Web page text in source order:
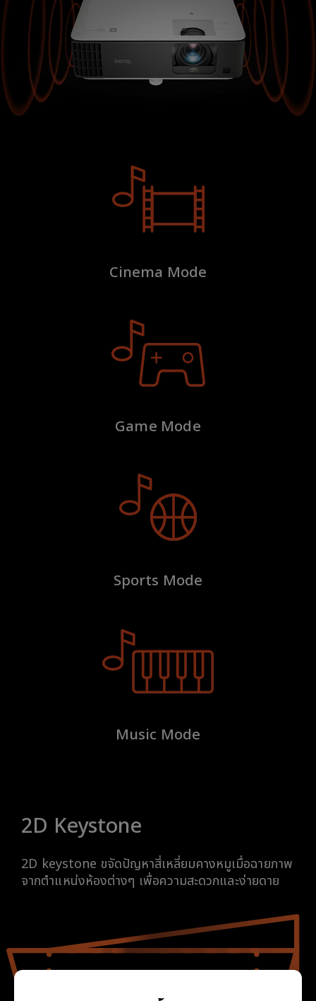
Cinema Mode
Game Mode
Sports Mode
Music Mode
2D Keystone
2D keystone ขจัดปัญหาสี่เหลี่ยมคางหมูเมื่อฉายภาพ
จากตำแหน่งห้องต่างๆ เพื่อความสะดวกและง่ายดาย